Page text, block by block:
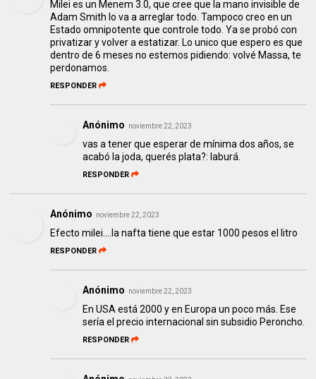
Milei es un Menem 3.0, que cree que la mano invisible de
Adam Smith lo va a arreglar todo. Tampoco creo en un
Estado omnipotente que controle todo. Ya se probó con
privatizar y volver a estatizar. Lo unico que espero es que
dentro de 6 meses no estemos pidiendo: volvé Massa, te
perdonamos.
RESPONDER
Anónimo noviembre 22, 2023
vas a tener que esperar de mínima dos años, se
acabó la joda, querés plata?: laburá.
RESPONDER
Anónimo noviembre 22, 2023
Efecto milei....la nafta tiene que estar 1000 pesos el litro
RESPONDER
Anónimo noviembre 22, 2023
En USA está 2000 y en Europa un poco más. Ese
sería el precio internacional sin subsidio Peroncho.
RESPONDER